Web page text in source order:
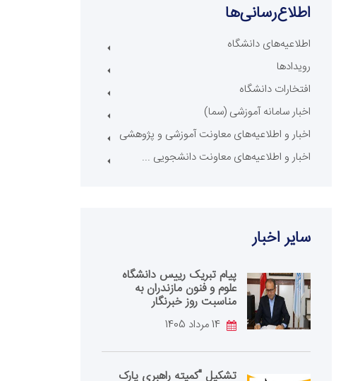
اطلاع‌رسانی‌ها
اطلاعیه‌های دانشگاه
رویدادها
افتخارات دانشگاه
اخبار سامانه آموزشی (سما)
اخبار و اطلاعیه‌های معاونت آموزشی و پژوهشی
اخبار و اطلاعیه‌های معاونت دانشجویی ...
سایر اخبار
پیام تبریک رییس دانشگاه
علوم و فنون مازندران به
مناسبت روز خبرنگار
تشکیل "کمیته راهبری پارک